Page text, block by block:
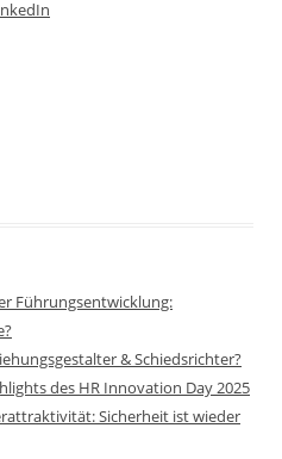
Führungsentwicklung:
& Schiedsrichter?
des HR Innovation Day 2025
Sicherheit ist wieder